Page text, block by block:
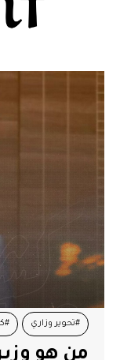
#تحوير وزاري
#وزارة الشؤون
من هو